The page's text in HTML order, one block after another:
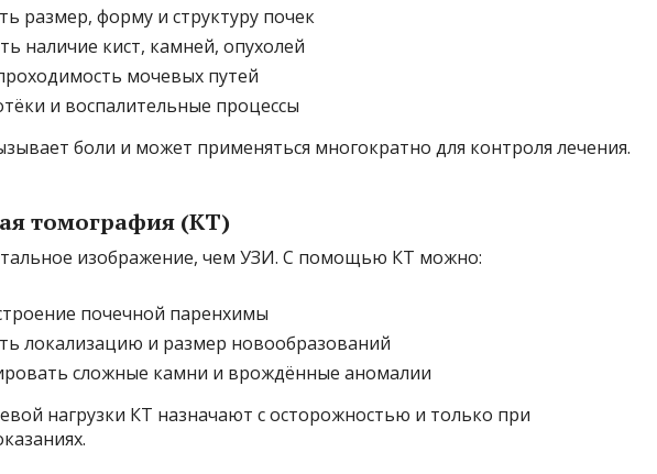
размер, форму и структуру почек
наличие кист, камней, опухолей
мочевых путей
и воспалительные процессы
боли и может применяться многократно для контроля лечения.
томография (КТ)
изображение, чем УЗИ. С помощью КТ можно:
почечной паренхимы
локализацию и размер новообразований
сложные камни и врождённые аномалии
нагрузки КТ назначают с осторожностью и только при